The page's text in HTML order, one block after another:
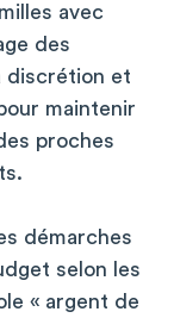
avec
des
discrétion et
maintenir
proches
démarches
selon les
« argent de